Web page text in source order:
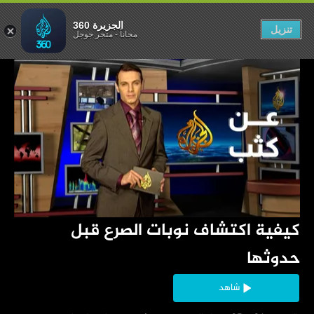
حدوثها
شاهد
قبل حدوثها
الجزيرة 360
مجاناً-متجر جوجل تنزيل